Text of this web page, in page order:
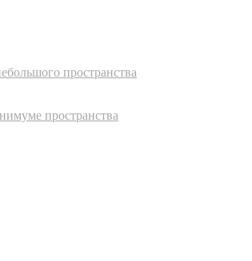
пространства
пространства